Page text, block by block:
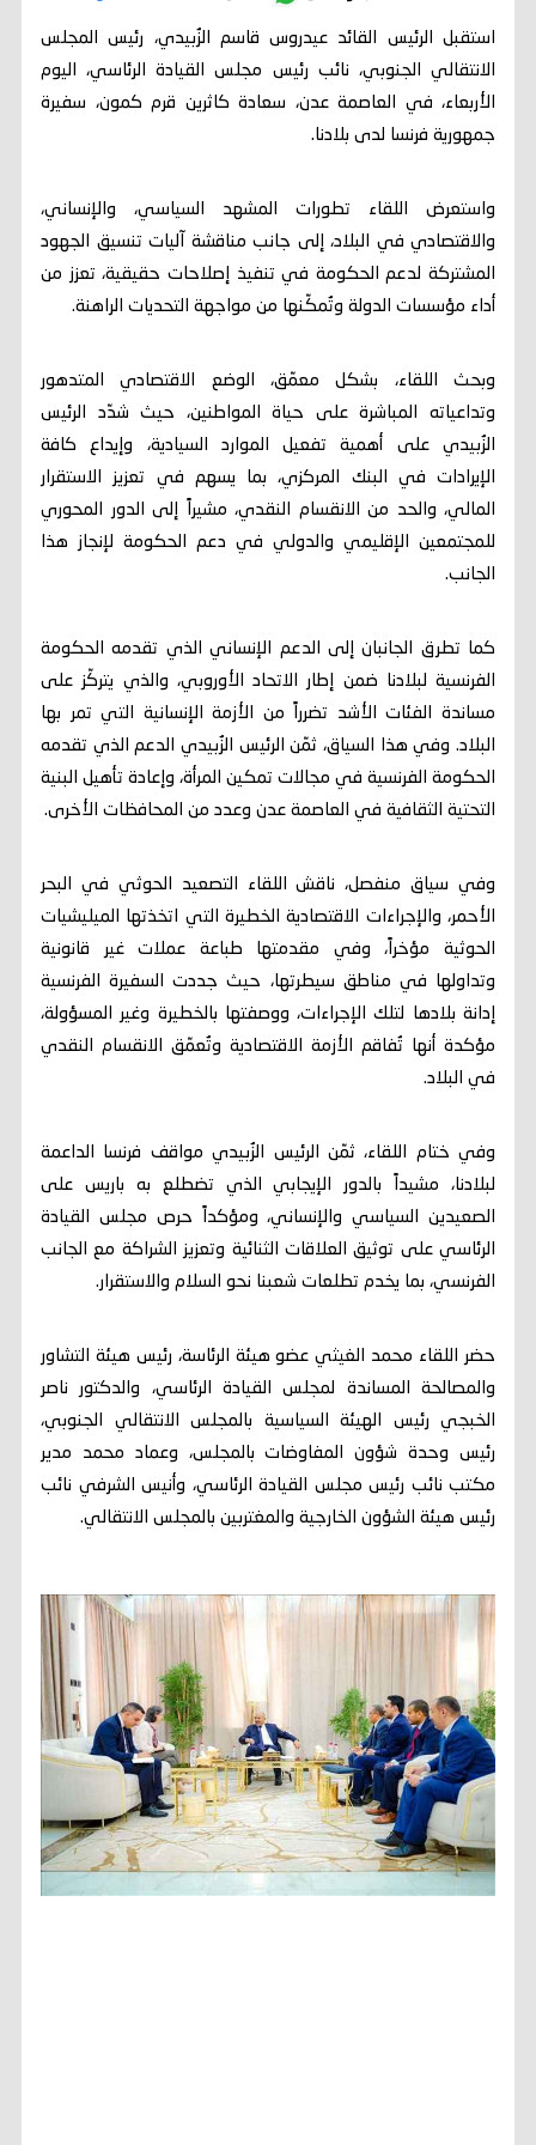
استقبل الرئيس القائد عيدروس قاسم الزُبيدي، رئيس المجلس
الانتقالي الجنوبي، نائب رئيس مجلس القيادة الرئاسي، اليوم
الأربعاء، في العاصمة عدن، سعادة كاثرين قرم كمون، سفيرة
جمهورية فرنسا لدى بلادنا.
واستعرض اللقاء تطورات المشهد السياسي، والإنساني،
والاقتصادي في البلاد، إلى جانب مناقشة آليات تنسيق الجهود
المشتركة لدعم الحكومة في تنفيذ إصلاحات حقيقية، تعزز من
أداء مؤسسات الدولة وتُمكّنها من مواجهة التحديات الراهنة.
وبحث اللقاء، بشكل معمّق، الوضع الاقتصادي المتدهور
وتداعياته المباشرة على حياة المواطنين، حيث شدّد الرئيس
الزُبيدي على أهمية تفعيل الموارد السيادية، وإيداع كافة
الإيرادات في البنك المركزي، بما يسهم في تعزيز الاستقرار
المالي، والحد من الانقسام النقدي، مشيراً إلى الدور المحوري
للمجتمعين الإقليمي والدولي في دعم الحكومة لإنجاز هذا
الجانب.
كما تطرق الجانبان إلى الدعم الإنساني الذي تقدمه الحكومة
الفرنسية لبلادنا ضمن إطار الاتحاد الأوروبي، والذي يتركّز على
مساندة الفئات الأشد تضرراً من الأزمة الإنسانية التي تمر بها
البلاد. وفي هذا السياق، ثمّن الرئيس الزُبيدي الدعم الذي تقدمه
الحكومة الفرنسية في مجالات تمكين المرأة، وإعادة تأهيل البنية
التحتية الثقافية في العاصمة عدن وعدد من المحافظات الأخرى.
وفي سياق منفصل، ناقش اللقاء التصعيد الحوثي في البحر
الأحمر، والإجراءات الاقتصادية الخطيرة التي اتخذتها الميليشيات
الحوثية مؤخراً، وفي مقدمتها طباعة عملات غير قانونية
وتداولها في مناطق سيطرتها، حيث جددت السفيرة الفرنسية
إدانة بلادها لتلك الإجراءات، ووصفتها بالخطيرة وغير المسؤولة،
مؤكدة أنها تُفاقم الأزمة الاقتصادية وتُعمّق الانقسام النقدي
في البلاد.
وفي ختام اللقاء، ثمّن الرئيس الزُبيدي مواقف فرنسا الداعمة
لبلادنا، مشيداً بالدور الإيجابي الذي تضطلع به باريس على
الصعيدين السياسي والإنساني، ومؤكداً حرص مجلس القيادة
الرئاسي على توثيق العلاقات الثنائية وتعزيز الشراكة مع الجانب
الفرنسي، بما يخدم تطلعات شعبنا نحو السلام والاستقرار.
حضر اللقاء محمد الغيثي عضو هيئة الرئاسة، رئيس هيئة التشاور
والمصالحة المساندة لمجلس القيادة الرئاسي، والدكتور ناصر
الخبجي رئيس الهيئة السياسية بالمجلس الانتقالي الجنوبي،
رئيس وحدة شؤون المفاوضات بالمجلس، وعماد محمد مدير
مكتب نائب رئيس مجلس القيادة الرئاسي، وأنيس الشرفي نائب
رئيس هيئة الشؤون الخارجية والمغتربين بالمجلس الانتقالي.